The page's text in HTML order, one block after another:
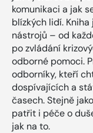
komunikaci a jak
blízkých lidí.
nástrojů – od
po zvládání
odborné pomoci.
odborníky, kteří
dospívajících a
časech. Stejně
patřit i péče o
jak na to.